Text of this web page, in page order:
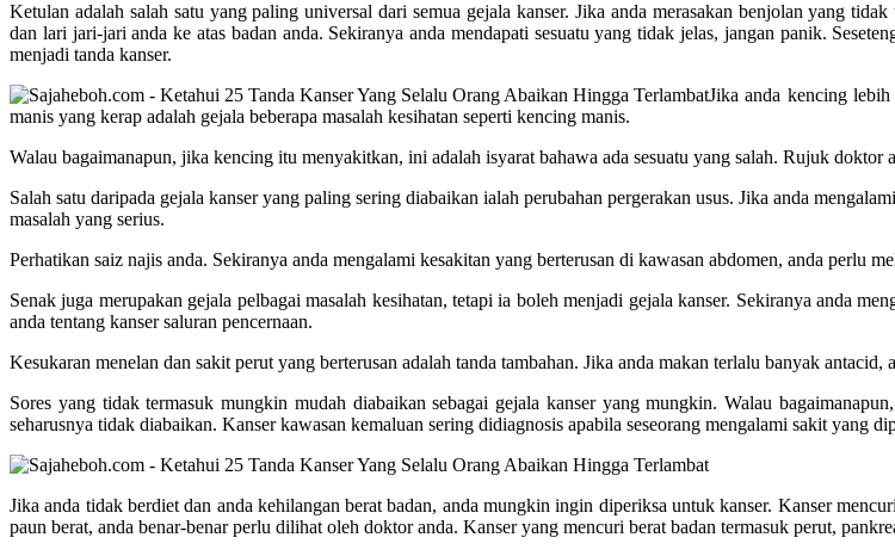
Ketulan adalah salah satu yang paling universal dari semua gejala kanser. Jika anda merasakan benjolan yang
dan lari jari-jari anda ke atas badan anda. Sekiranya anda mendapati sesuatu yang tidak jelas, jangan panik.
menjadi tanda kanser.
Jika anda kencing
manis yang kerap adalah gejala beberapa masalah kesihatan seperti kencing manis.
Walau bagaimanapun, jika kencing itu menyakitkan, ini adalah isyarat bahawa ada sesuatu yang salah. Rujuk
Salah satu daripada gejala kanser yang paling sering diabaikan ialah perubahan pergerakan usus. Jika anda
masalah yang serius.
Perhatikan saiz najis anda. Sekiranya anda mengalami kesakitan yang berterusan di kawasan abdomen, anda perlu
Senak juga merupakan gejala pelbagai masalah kesihatan, tetapi ia boleh menjadi gejala kanser. Sekiranya anda
anda tentang kanser saluran pencernaan.
Kesukaran menelan dan sakit perut yang berterusan adalah tanda tambahan. Jika anda makan terlalu banyak antacid,
Sores yang tidak termasuk mungkin mudah diabaikan sebagai gejala kanser yang mungkin. Walau
seharusnya tidak diabaikan. Kanser kawasan kemaluan sering didiagnosis apabila seseorang mengalami sakit yang
Jika anda tidak berdiet dan anda kehilangan berat badan, anda mungkin ingin diperiksa untuk kanser. Kanser
paun berat, anda benar-benar perlu dilihat oleh doktor anda. Kanser yang mencuri berat badan termasuk perut,